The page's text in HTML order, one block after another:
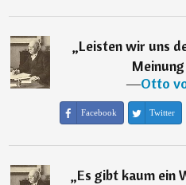
„Leisten wir uns
―Otto
Facebook Twitter
„Es gibt kaum ein